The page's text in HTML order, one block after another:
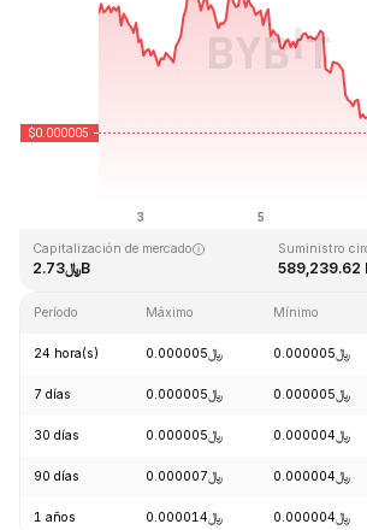
Capitalización de mercado
﷼2.73B
Suministro
589,239.62
Período Máximo Mínimo
24 hora(s) ﷼0.000005 ﷼0.000005
7 días ﷼0.000005 ﷼0.000005
30 días ﷼0.000005 ﷼0.000004
90 días ﷼0.000007 ﷼0.000004
1 años ﷼0.000014 ﷼0.000004